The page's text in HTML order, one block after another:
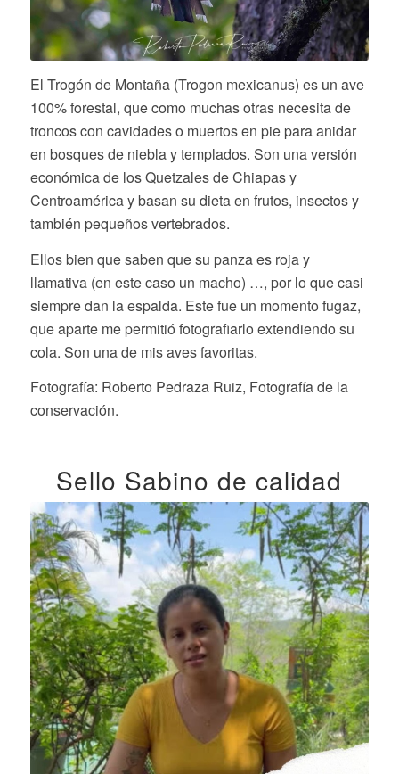
El Trogón de Montaña (Trogon mexicanus) es un ave
100% forestal, que como muchas otras necesita de
troncos con cavidades o muertos en pie para anidar
en bosques de niebla y templados. Son una versión
económica de los Quetzales de Chiapas y
Centroamérica y basan su dieta en frutos, insectos y
también pequeños vertebrados.
Ellos bien que saben que su panza es roja y
llamativa (en este caso un macho) …, por lo que casi
siempre dan la espalda. Este fue un momento fugaz,
que aparte me permitió fotografiarlo extendiendo su
cola. Son una de mis aves favoritas.
Fotografía: Roberto Pedraza Ruiz, Fotografía de la
conservación.
Sello Sabino de calidad